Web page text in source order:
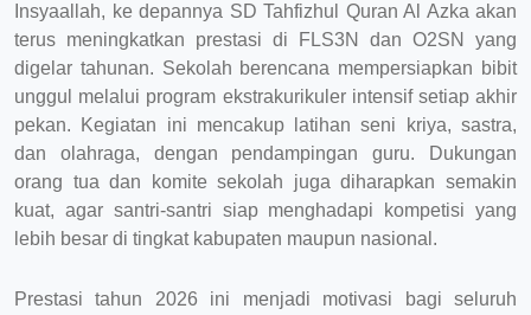
Insyaallah, ke depannya SD Tahfizhul Quran Al Azka akan
terus meningkatkan prestasi di FLS3N dan O2SN yang
digelar tahunan. Sekolah berencana mempersiapkan bibit
unggul melalui program ekstrakurikuler intensif setiap akhir
pekan. Kegiatan ini mencakup latihan seni kriya, sastra,
dan olahraga, dengan pendampingan guru. Dukungan
orang tua dan komite sekolah juga diharapkan semakin
kuat, agar santri-santri siap menghadapi kompetisi yang
lebih besar di tingkat kabupaten maupun nasional.
Prestasi tahun 2026 ini menjadi motivasi bagi seluruh